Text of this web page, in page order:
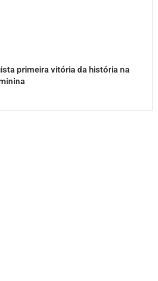
primeira vitória da história na